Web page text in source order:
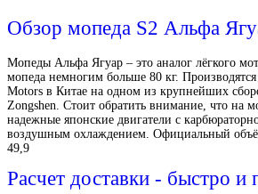
Обзор мопеда S2 Альфа
Мопеды Альфа Ягуар – это аналог лёгкого
мопеда немногим больше 80 кг.
Motors в Китае на одном из крупнейших
Zongshen. Стоит обратить внимание, что на
надежные японские двигатели с
воздушным охлаждением. Официальный
49,9
Расчет доставки - быстро и